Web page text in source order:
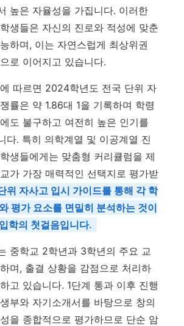
높은 자율성을 가집니다. 이러한
생들은 자신의 진로와 적성에 맞춘
하며, 이는 자연스럽게 최상위권
로 이어지고 있습니다.
따르면 2024학년도 전국 단위 자
률은 약 1.86대 1을 기록하며 학령
도 불구하고 여전히 높은 인기를
다. 특히 의학계열 및 이공계열 진
생들에게는 맞춤형 커리큘럼을 제
가 가장 매력적인 선택지로 평가받
위 자사고 입시 가이드를 통해 각 학
평가 요소를 면밀히 분석하는 것이
학의 첫걸음입니다.
중학교 2학년과 3학년의 주요 교
며, 출결 상황을 감점으로 처리하
고 있습니다. 1단계 통과 이후 진행
부와 자기소개서를 바탕으로 창의
을 종합적으로 평가하므로 단순 암